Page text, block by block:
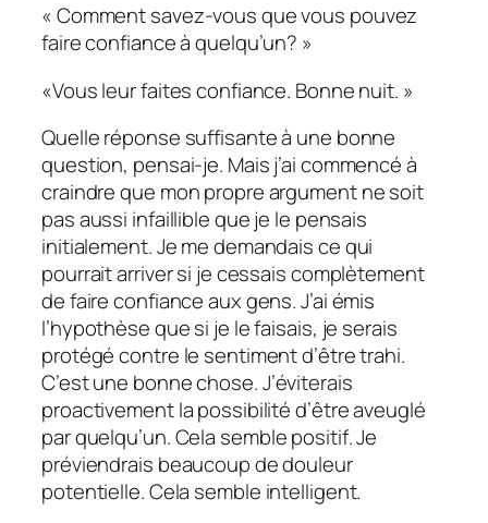
« Comment savez-vous que vous pouvez
faire confiance à quelqu’un? »
«Vous leur faites confiance. Bonne nuit. »
Quelle réponse suffisante à une bonne
question, pensai-je. Mais j’ai commencé à
craindre que mon propre argument ne soit
pas aussi infaillible que je le pensais
initialement. Je me demandais ce qui
pourrait arriver si je cessais complètement
de faire confiance aux gens. J’ai émis
l’hypothèse que si je le faisais, je serais
protégé contre le sentiment d’être trahi.
C’est une bonne chose.J’éviterais
proactivement la possibilité d’être aveuglé
par quelqu’un.Cela semble positif. Je
préviendrais beaucoup de douleur
potentielle.Cela semble intelligent.